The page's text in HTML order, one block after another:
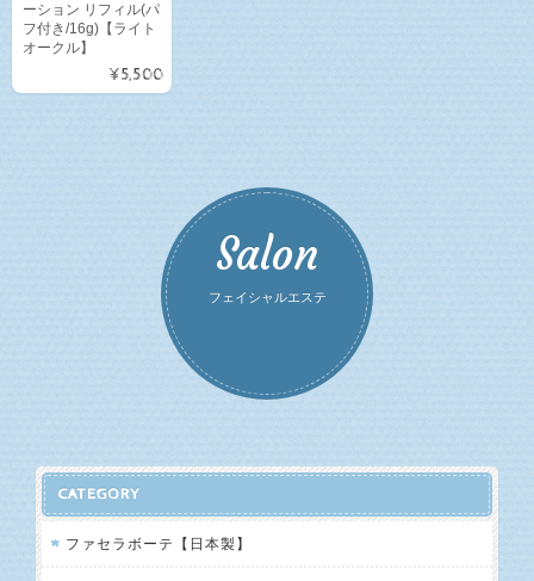
ーション リフィル(パ
フ付き/16g)【ライト
オークル】
¥5,500
Salon
フェイシャルエステ
CATEGORY
ファセラボーテ【日本製】